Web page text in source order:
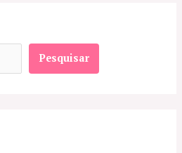
Pesquisar